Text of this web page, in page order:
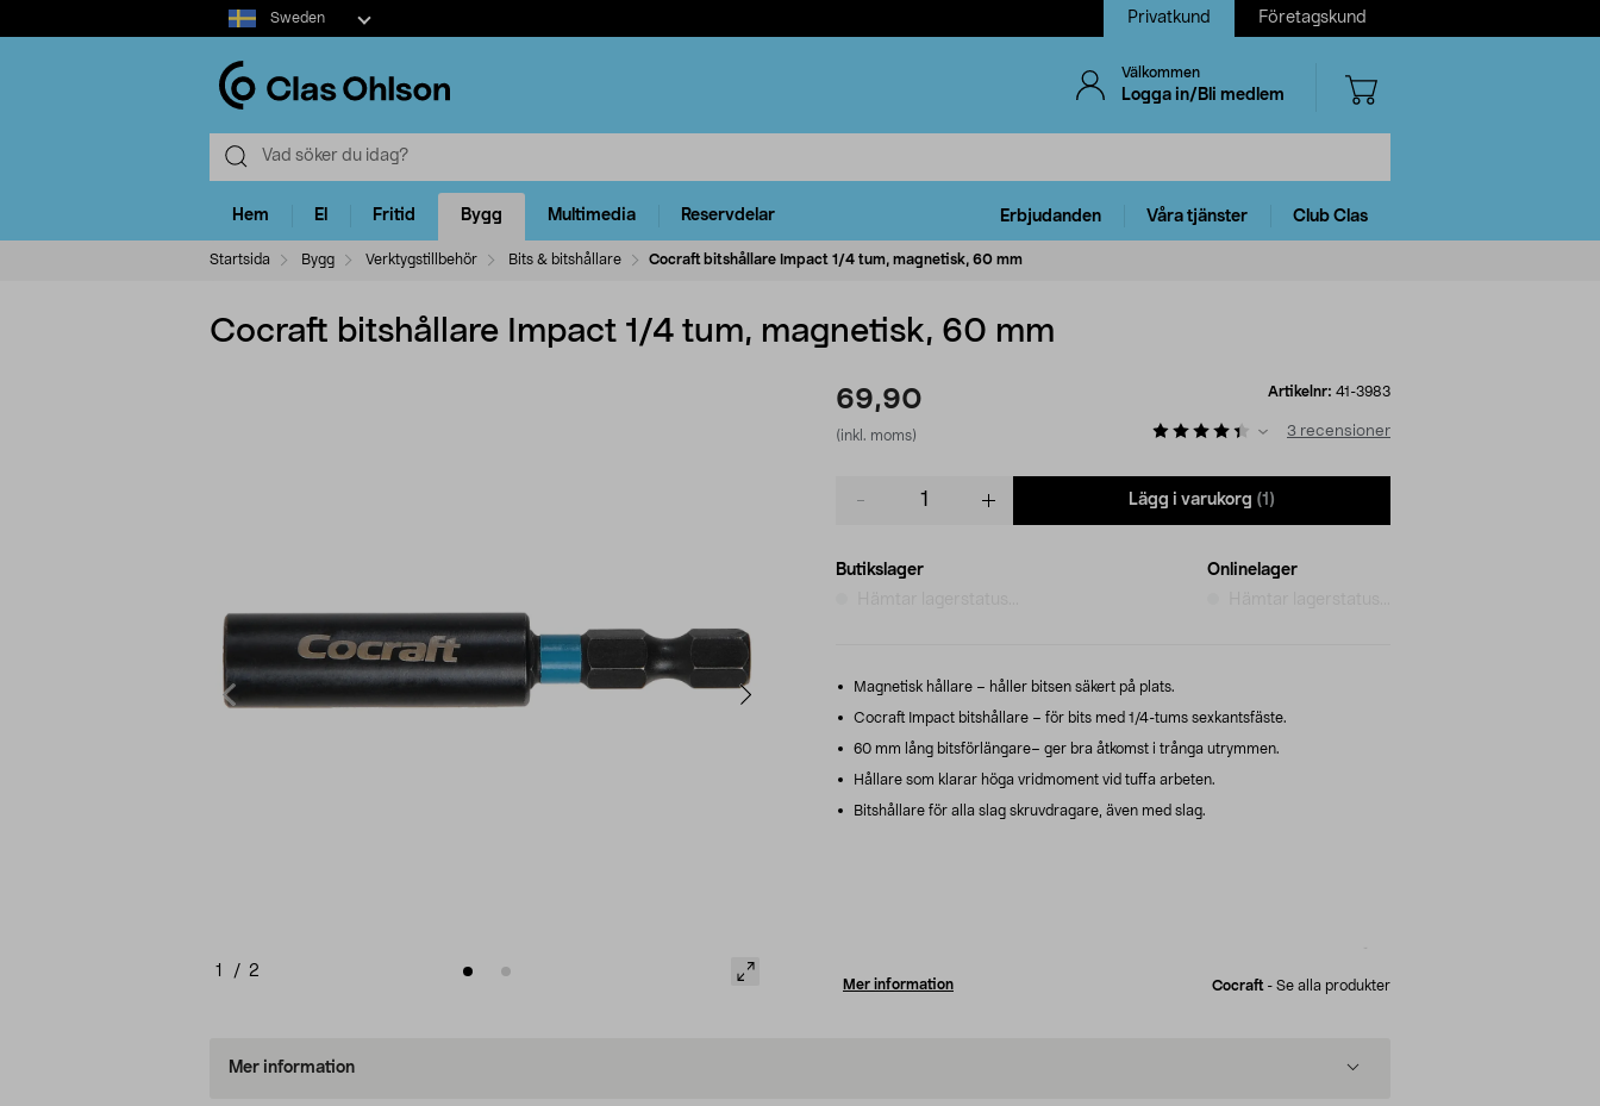
Select
market
Sweden Privatkund Företagskund
Välkommen
Logga in/Bli medlem
Hem El Fritid Bygg Multimedia Reservdelar Erbjudanden Våra tjänster Club Clas
Startsida Bygg Verktygstillbehör Bits & bitshållare Cocraft bitshållare Impact 1/4 tum, magnetisk, 60 mm
Cocraft bitshållare Impact 1/4 tum, magnetisk, 60 mm
1 / 2
69,90
(inkl. moms)
Artikelnr: 41-3983
3 recensioner
Lägg i varukorg (1)
Butikslager
Onlinelager
Magnetisk hållare – håller bitsen säkert på plats.
Cocraft Impact bitshållare – för bits med 1/4-tums sexkantsfäste.
60 mm lång bitsförlängare– ger bra åtkomst i trånga utrymmen.
Hållare som klarar höga vridmoment vid tuffa arbeten.
Bitshållare för alla slag skruvdragare, även med slag.
Mer information Cocraft - Se alla produkter
Mer information